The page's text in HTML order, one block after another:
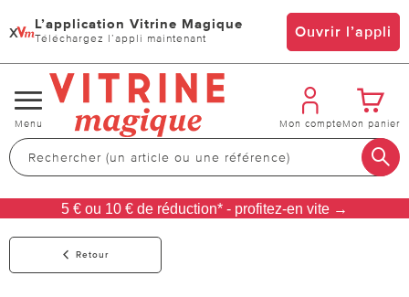
x L’application Vitrine Magique
Téléchargez l’appli maintenant Ouvrir l’appli
Changer
de
navigation
Menu Mon compteMon panier
5 € ou 10 € de réduction* - profitez-en vite →
Retour